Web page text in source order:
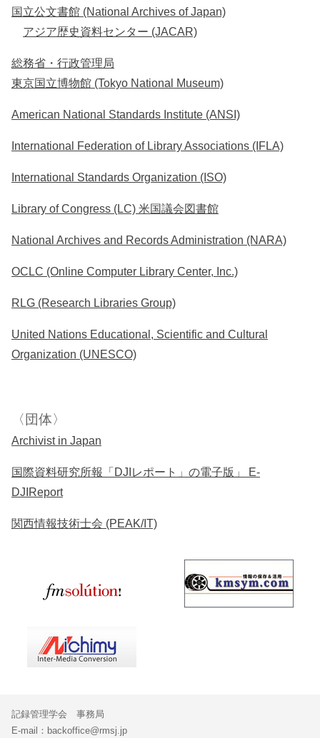
国立公文書館 (National Archives of Japan)
アジア歴史資料センター (JACAR)
総務省・行政管理局
東京国立博物館 (Tokyo National Museum)
American National Standards Institute (ANSI)
International Federation of Library Associations (IFLA)
International Standards Organization (ISO)
Library of Congress (LC) 米国議会図書館
National Archives and Records Administration (NARA)
OCLC (Online Computer Library Center, Inc.)
RLG (Research Libraries Group)
United Nations Educational, Scientific and Cultural
Organization (UNESCO)
〈団体〉
Archivist in Japan
国際資料研究所報「DJIレポート」の電子版」 E-
DJIReport
関西情報技術士会 (PEAK/IT)
記録管理学会 事務局
E-mail：backoffice@rmsj.jp